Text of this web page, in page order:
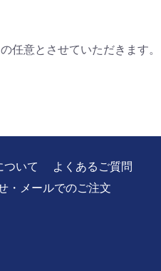
任意とさせていただきます。
ついて
よくあるご質問
・メールでのご注文